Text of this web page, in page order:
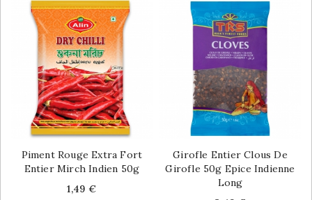
Piment Rouge Extra Fort
Entier Mirch Indien 50g
Price
1,49 €
Girofle Entier Clous De
Girofle 50g Epice Indienne
Long